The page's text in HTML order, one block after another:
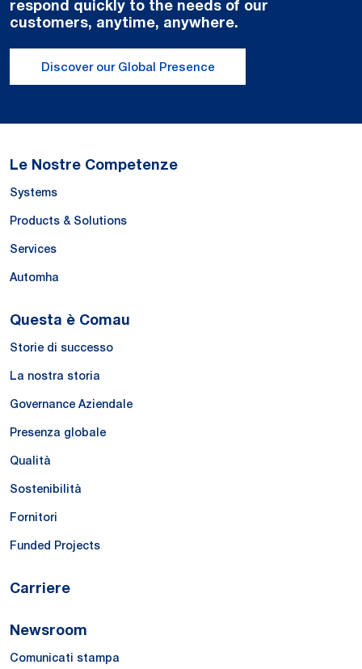
respond quickly to the needs of our
customers, anytime, anywhere.
Discover our Global Presence
Le Nostre Competenze
Systems
Products & Solutions
Services
Automha
Questa è Comau
Storie di successo
La nostra storia
Governance Aziendale
Presenza globale
Qualità
Sostenibilità
Fornitori
Funded Projects
Carriere
Newsroom
Comunicati stampa